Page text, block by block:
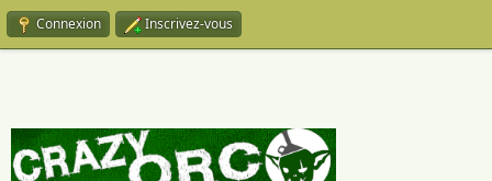
Connexion Inscrivez-vous